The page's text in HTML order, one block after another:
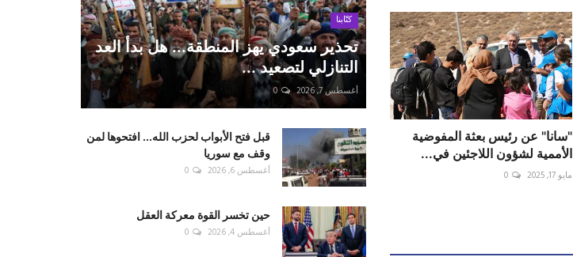
‏"سانا" عن رئيس بعثة المفوضية
الأممية لشؤون اللاجئين في...
مايو 17, 2025 0
كتّابنا
تحذير سعودي يهز المنطقة... هل بدأ العد
التنازلي لتصعيد ...
أغسطس 7, 2026 0
قبل فتح الأبواب لحزب الله... افتحوها لمن
وقف مع سوريا
أغسطس 6, 2026 0
حين تخسر القوة معركة العقل
أغسطس 4, 2026 0